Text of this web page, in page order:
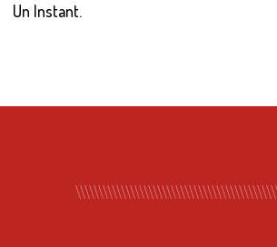
Un Instant.